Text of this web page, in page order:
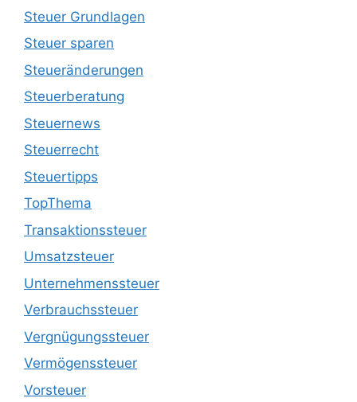
Steuer Grundlagen
Steuer sparen
Steueränderungen
Steuerberatung
Steuernews
Steuerrecht
Steuertipps
TopThema
Transaktionssteuer
Umsatzsteuer
Unternehmenssteuer
Verbrauchssteuer
Vergnügungssteuer
Vermögenssteuer
Vorsteuer